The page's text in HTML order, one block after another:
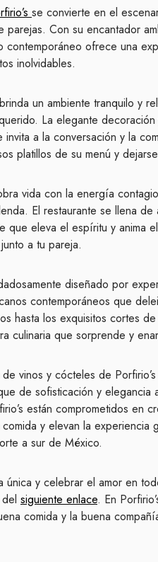
se convierte en el
parejas. Con su encantador
contemporáneo ofrece una
inolvidables.
un ambiente tranquilo y
La elegante decoración
a la conversación y la
platillos de su menú y
vida con la energía
El restaurante se llena
que eleva el espíritu y anima
a tu pareja.
diseñado por
contemporáneos que
hasta los exquisitos cortes
culinaria que sorprende y
vinos y cócteles de
de sofisticación y elegancia
están comprometidos en
y elevan la experiencia
a sur de México.
única y celebrar el amor en
siguiente enlace. En
comida y la buena